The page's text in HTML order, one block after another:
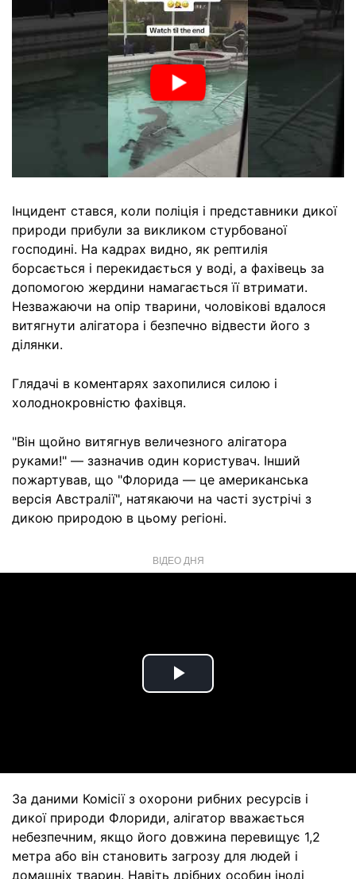
Інцидент стався, коли поліція і представники дикої
природи прибули за викликом стурбованої
господині. На кадрах видно, як рептилія
борсається і перекидається у воді, а фахівець за
допомогою жердини намагається її втримати.
Незважаючи на опір тварини, чоловікові вдалося
витягнути алігатора і безпечно відвести його з
ділянки.
Глядачі в коментарях захопилися силою і
холоднокровністю фахівця.
"Він щойно витягнув величезного алігатора
руками!" — зазначив один користувач. Інший
пожартував, що "Флорида — це американська
версія Австралії", натякаючи на часті зустрічі з
дикою природою в цьому регіоні.
ВІДЕО ДНЯ
Play
За даними Комісії з охорони рибних ресурсів і
дикої природи Флориди, алігатор вважається
небезпечним, якщо його довжина перевищує 1,2
метра або він становить загрозу для людей і
домашніх тварин. Навіть дрібних особин іноді